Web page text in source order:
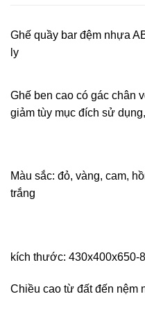
Ghế quầy bar đệm nhựa
ly
Ghế ben cao có gác chân
giảm tùy mục đích sử
Màu sắc: đỏ, vàng, cam,
trắng
kích thước: 430x400x650-
Chiều cao từ đất đến nệm